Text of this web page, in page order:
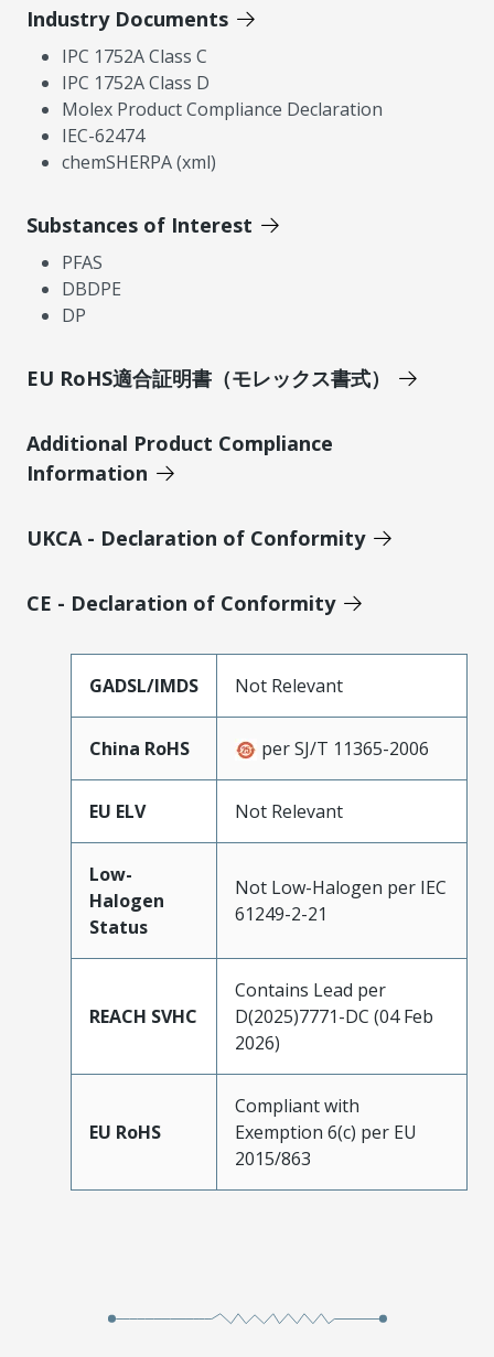
Industry Documents
IPC 1752A Class C
IPC 1752A Class D
Molex Product Compliance Declaration
IEC-62474
chemSHERPA (xml)
Substances of Interest
PFAS
DBDPE
DP
EU RoHS適合証明書（モレックス書式）
Additional Product Compliance
Information
UKCA - Declaration of Conformity
CE - Declaration of Conformity
GADSL/IMDS Not Relevant
China RoHS per SJ/T 11365-2006
EU ELV Not Relevant
Low-
Halogen
Status
Not Low-Halogen per IEC
61249-2-21
REACH SVHC
Contains Lead per
D(2025)7771-DC (04 Feb
2026)
EU RoHS
Compliant with
Exemption 6(c) per EU
2015/863